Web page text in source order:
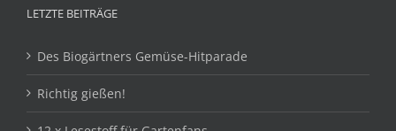
LETZTE BEITRÄGE
Des Biogärtners Gemüse-Hitparade
Richtig gießen!